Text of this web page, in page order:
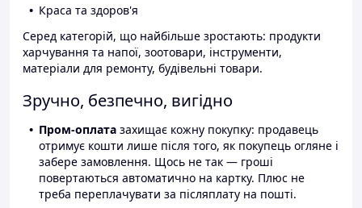
Краса та здоров'я
Серед категорій, що найбільше зростають: продукти
харчування та напої, зоотовари, інструменти,
матеріали для ремонту, будівельні товари.
Зручно, безпечно, вигідно
Пром-оплата захищає кожну покупку: продавець
отримує кошти лише після того, як покупець огляне і
забере замовлення. Щось не так — гроші
повертаються автоматично на картку. Плюс не
треба переплачувати за післяплату на пошті.